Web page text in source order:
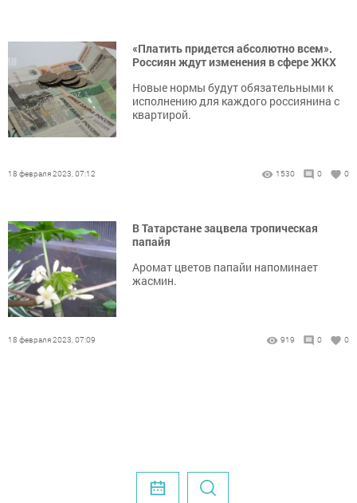
«Платить придется абсолютно всем».
Россиян ждут изменения в сфере ЖКХ
Новые нормы будут обязательными к
исполнению для каждого россиянина с
квартирой.
18 февраля 2023, 07:12 1530 0 0
В Татарстане зацвела тропическая
папайя
Аромат цветов папайи напоминает
жасмин.
18 февраля 2023, 07:09 919 0 0